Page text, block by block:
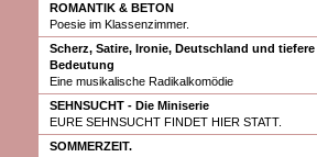
ROMANTIK & BETON
Poesie im Klassenzimmer.
Scherz, Satire, Ironie, Deutschland und tiefere
Bedeutung
Eine musikalische Radikalkomödie
SEHNSUCHT - Die Miniserie
EURE SEHNSUCHT FINDET HIER STATT.
SOMMERZEIT.